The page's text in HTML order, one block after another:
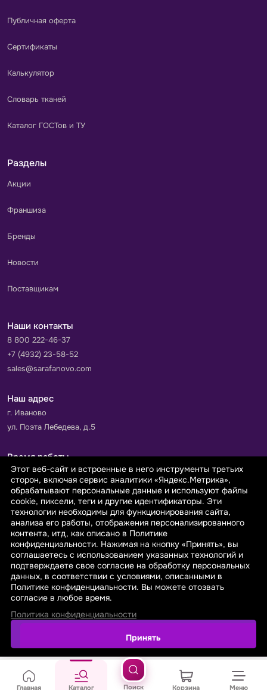
Публичная оферта
Сертификаты
Калькулятор
Словарь тканей
Каталог ГОСТов и ТУ
Разделы
Акции
Франшиза
Бренды
Новости
Поставщикам
Наши контакты
8 800 222-46-37
+7 (4932) 23-58-52
sales@sarafanovo.com
Наш адрес
г. Иваново
ул. Поэта Лебедева, д.5
Время работы
Пн-Пт с 9.00 до 18.00
Сб-Вс: выходной
Принимаем к оплате
© 2026 sarafanovo.com - Интернет-магазин "САРАФАНОВО"
специализируется на производстве, продаже тканей оптом и в
розницу с доставкой по Роcсии и СНГ.
Политика обработки персональных данных
Главная Каталог Поиск Корзина Меню
Этот веб-сайт и встроенные в него инструменты третьих
сторон, включая сервис аналитики «Яндекс.Метрика»,
обрабатывают персональные данные и используют файлы
cookie, пиксели, теги и другие идентификаторы. Эти
технологии необходимы для функционирования сайта,
анализа его работы, отображения персонализированного
контента, итд, как описано в Политике
конфиденциальности. Нажимая на кнопку «Принять», вы
соглашаетесь с использованием указанных технологий и
подтверждаете свое согласие на обработку персональных
данных, в соответствии с условиями, описанными в
Политике конфиденциальности. Вы можете отозвать
согласие в любое время.
Политика конфиденциальности